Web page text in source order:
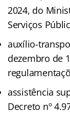
2024, do
Serviços
auxílio-
dezembro de
assistência
Decreto nº